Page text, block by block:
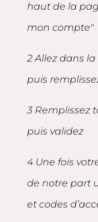
haut de la
mon compte"
2 Allez dans
puis
3 Remplissez
puis validez
4 Une fois
de notre part
et codes